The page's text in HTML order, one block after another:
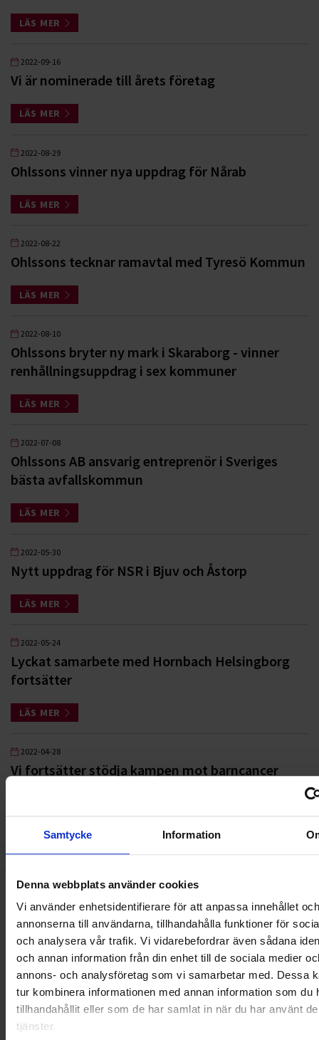
Samtycke Information
Denna webbplats använder cookies
Vi använder enhetsidentifierare för att anpassa innehållet och
annonserna till användarna, tillhandahålla funktioner för
och analysera vår trafik. Vi vidarebefordrar även sådana
och annan information från din enhet till de sociala medier
annons- och analysföretag som vi samarbetar med. Dessa
tur kombinera informationen med annan information som du
tillhandahållit eller som de har samlat in när du har använt
tjänster.
LÄS MER
2022-09-16
Vi är nominerade till årets företag
LÄS MER
2022-08-29
Ohlssons vinner nya uppdrag för Nårab
LÄS MER
2022-08-22
Ohlssons tecknar ramavtal med Tyresö Kommun
LÄS MER
2022-08-10
Ohlssons bryter ny mark i Skaraborg - vinner
renhållningsuppdrag i sex kommuner
LÄS MER
2022-07-08
Ohlssons AB ansvarig entreprenör i Sveriges
bästa avfallskommun
LÄS MER
2022-05-30
Nytt uppdrag för NSR i Bjuv och Åstorp
LÄS MER
2022-05-24
Lyckat samarbete med Hornbach Helsingborg
fortsätter
LÄS MER
2022-04-28
Vi fortsätter stödja kampen mot barncancer
3 4 5 6 7 8
Nyheter
ALLA
HÅLLBARHET